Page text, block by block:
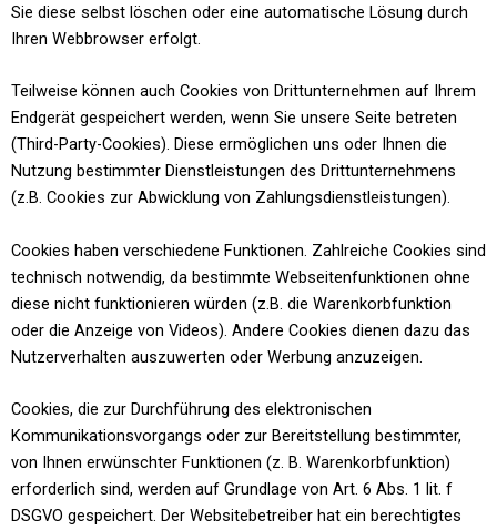
Sie diese selbst löschen oder eine automatische Lösung durch
Ihren Webbrowser erfolgt.
Teilweise können auch Cookies von Drittunternehmen auf Ihrem
Endgerät gespeichert werden, wenn Sie unsere Seite betreten
(Third-Party-Cookies). Diese ermöglichen uns oder Ihnen die
Nutzung bestimmter Dienstleistungen des Drittunternehmens
(z.B. Cookies zur Abwicklung von Zahlungsdienstleistungen).
Cookies haben verschiedene Funktionen. Zahlreiche Cookies sind
technisch notwendig, da bestimmte Webseitenfunktionen ohne
diese nicht funktionieren würden (z.B. die Warenkorbfunktion
oder die Anzeige von Videos). Andere Cookies dienen dazu das
Nutzerverhalten auszuwerten oder Werbung anzuzeigen.
Cookies, die zur Durchführung des elektronischen
Kommunikationsvorgangs oder zur Bereitstellung bestimmter,
von Ihnen erwünschter Funktionen (z. B. Warenkorbfunktion)
erforderlich sind, werden auf Grundlage von Art. 6 Abs. 1 lit. f
DSGVO gespeichert. Der Websitebetreiber hat ein berechtigtes